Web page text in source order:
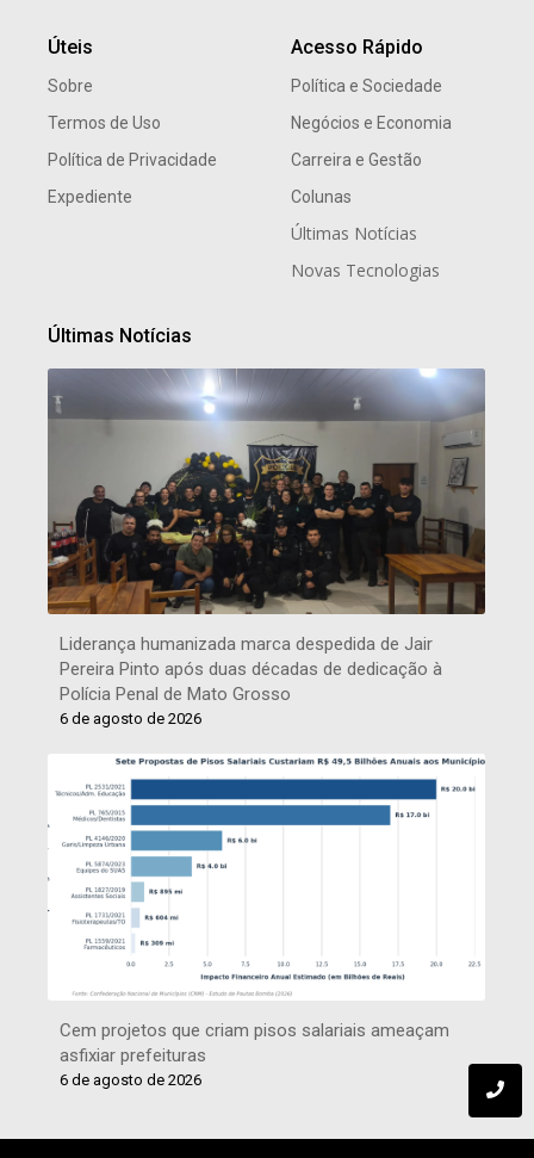
Úteis
Sobre
Termos de Uso
Política de Privacidade
Expediente
Acesso Rápido
Política e Sociedade
Negócios e Economia
Carreira e Gestão
Colunas
Últimas Notícias
Novas Tecnologias
Últimas Notícias
Liderança humanizada marca despedida de Jair
Pereira Pinto após duas décadas de dedicação à
Polícia Penal de Mato Grosso
6 de agosto de 2026
Cem projetos que criam pisos salariais ameaçam
asfixiar prefeituras
6 de agosto de 2026